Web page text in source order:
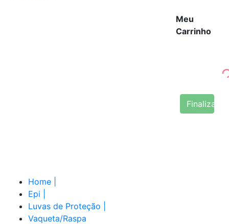
Meu
Carrinho
Finalizar
Home
Epi
Luvas de Proteção
Vaqueta/Raspa